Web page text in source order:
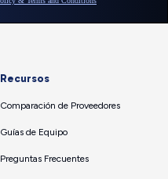
Recursos
Comparación de Proveedores
Guías de Equipo
Preguntas Frecuentes